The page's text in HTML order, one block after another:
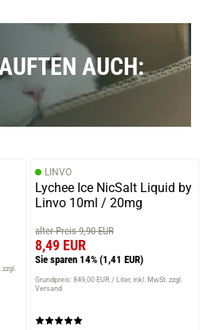
AUCH:
zzgl.
LINVO
Lychee Ice NicSalt Liquid by
Linvo 10ml / 20mg
alter Preis 9,90 EUR
8,49 EUR
Sie sparen 14% (1,41 EUR)
Grundpreis: 849,00 EUR / Liter inkl. MwSt. zzgl.
Versand